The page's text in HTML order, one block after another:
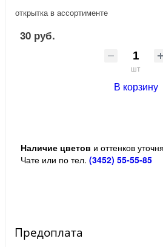
открытка в ассортименте
30 руб.
шт
В корзину
Наличие цветов и оттенков
Чате или по тел. (3452) 55-55-85
Предоплата